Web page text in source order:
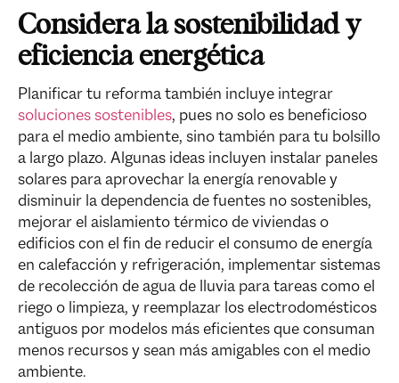
Considera la sostenibilidad y
eficiencia energética
Planificar tu reforma también incluye integrar
soluciones sostenibles, pues no solo es beneficioso
para el medio ambiente, sino también para tu bolsillo
a largo plazo. Algunas ideas incluyen instalar paneles
solares para aprovechar la energía renovable y
disminuir la dependencia de fuentes no sostenibles,
mejorar el aislamiento térmico de viviendas o
edificios con el fin de reducir el consumo de energía
en calefacción y refrigeración, implementar sistemas
de recolección de agua de lluvia para tareas como el
riego o limpieza, y reemplazar los electrodomésticos
antiguos por modelos más eficientes que consuman
menos recursos y sean más amigables con el medio
ambiente.